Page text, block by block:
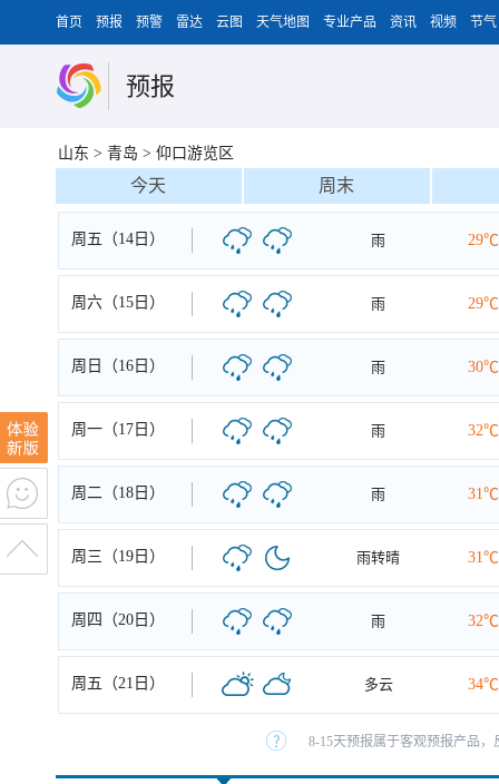
首页 预报 预警 雷达 云图 天气地图 专业产品 资讯 视频 节气
预报
山东 > 青岛 > 仰口游览区
今天 周末
周五（14日） 雨 29℃
周六（15日） 雨 29℃
周日（16日） 雨 30℃
周一（17日） 雨 32℃
周二（18日） 雨 31℃
周三（19日） 雨转晴 31℃
周四（20日） 雨 32℃
周五（21日） 多云 34℃
8-15天预报属于客观预报产品